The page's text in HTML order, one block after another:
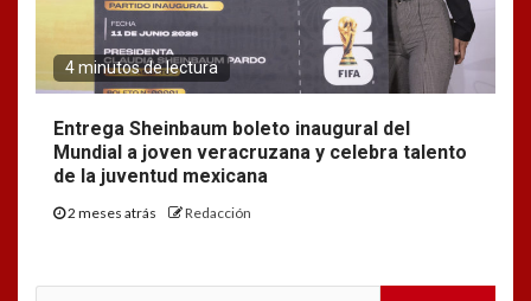
4 minutos de lectura
Entrega Sheinbaum boleto inaugural del
Mundial a joven veracruzana y celebra talento
de la juventud mexicana
2 meses atrás Redacción